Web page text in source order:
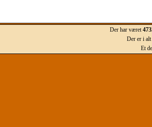
Der har været
Der er i alt
Et